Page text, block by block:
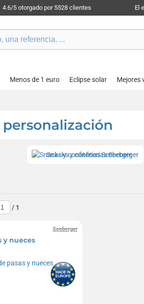
4.6/5 otorgado por 5528 clientes El
Menos de 1 euro Eclipse solar Mejores
Snacks y confiterías Seeberger
/ 1
Seeberger
y nueces